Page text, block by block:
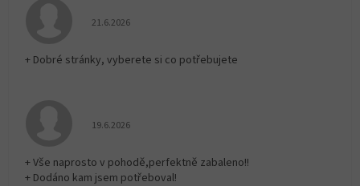
Hodnocení obchodu je 5 z 5 hvězdiček.
21.6.2026
+ Dobré stránky, vyberete si co potřebujete
Hodnocení obchodu je 5 z 5 hvězdiček.
19.6.2026
+ Vše naprosto v pohodě,perfektně zabaleno!!
+ Dodáno kam jsem potřeboval!